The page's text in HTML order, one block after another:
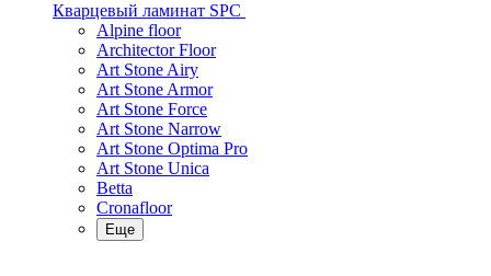
Кварцевый ламинат SPC
Alpine floor
Architector Floor
Art Stone Airy
Art Stone Armor
Art Stone Force
Art Stone Narrow
Art Stone Optima Pro
Art Stone Unica
Betta
Cronafloor
Еще